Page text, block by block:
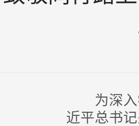
为深入学
近平总书